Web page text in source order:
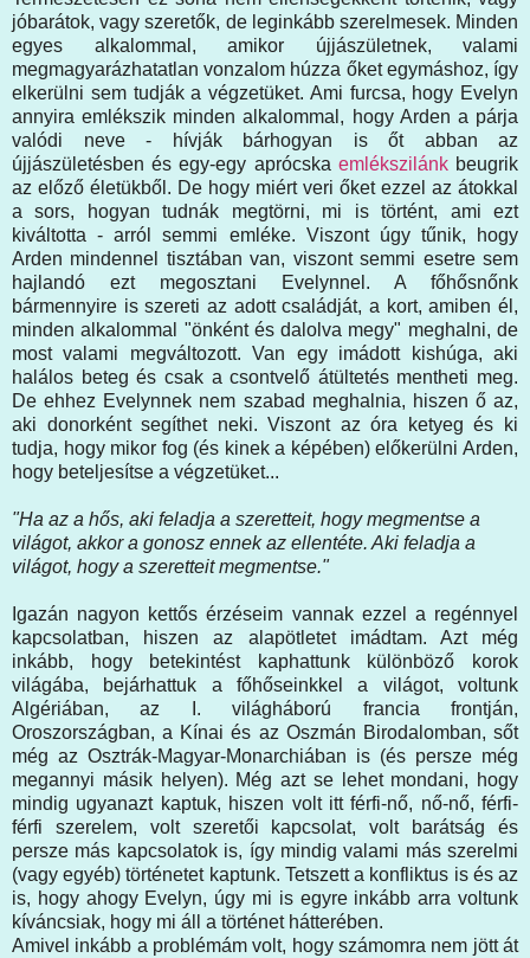
jóbarátok, vagy szeretők, de leginkább szerelmesek. Minden
egyes alkalommal, amikor újjászületnek, valami
megmagyarázhatatlan vonzalom húzza őket egymáshoz, így
elkerülni sem tudják a végzetüket. Ami furcsa, hogy Evelyn
annyira emlékszik minden alkalommal, hogy Arden a párja
valódi neve - hívják bárhogyan is őt abban az
újjászületésben és egy-egy aprócska emlékszilánkbeugrik
az előző életükből. De hogy miért veri őket ezzel az átokkal
a sors, hogyan tudnák megtörni, mi is történt, ami ezt
kiváltotta - arról semmi emléke. Viszont úgy tűnik, hogy
Arden mindennel tisztában van, viszont semmi esetre sem
hajlandó ezt megosztani Evelynnel. A főhősnőnk
bármennyire is szereti az adott családját, a kort, amiben él,
minden alkalommal "önként és dalolva megy" meghalni, de
most valami megváltozott. Van egy imádott kishúga, aki
halálos beteg és csak a csontvelő átültetés mentheti meg.
De ehhez Evelynnek nem szabad meghalnia, hiszen ő az,
aki donorként segíthet neki. Viszont az óra ketyeg és ki
tudja, hogy mikor fog (és kinek a képében) előkerülni Arden,
hogy beteljesítse a végzetüket...
"Ha az a hős, aki feladja a szeretteit, hogy megmentse a
világot, akkor a gonosz ennek az ellentéte. Aki feladja a
világot, hogy a szeretteit megmentse."
Igazán nagyon kettős érzéseim vannak ezzel a regénnyel
kapcsolatban, hiszen az alapötletet imádtam. Azt még
inkább, hogy betekintést kaphattunk különböző korok
világába, bejárhattuk a főhőseinkkel a világot, voltunk
Algériában, az I. világháború francia frontján,
Oroszországban, a Kínai és az Oszmán Birodalomban, sőt
még az Osztrák-Magyar-Monarchiában is (és persze még
megannyi másik helyen). Még azt se lehet mondani, hogy
mindig ugyanazt kaptuk, hiszen volt itt férfi-nő, nő-nő, férfi-
férfi szerelem, volt szeretői kapcsolat, volt barátság és
persze más kapcsolatok is, így mindig valami más szerelmi
(vagy egyéb) történetet kaptunk. Tetszett a konfliktus is és az
is, hogy ahogy Evelyn, úgy mi is egyre inkább arra voltunk
kíváncsiak, hogy mi áll a történet hátterében.
Amivel inkább a problémám volt, hogy számomra nem jött át